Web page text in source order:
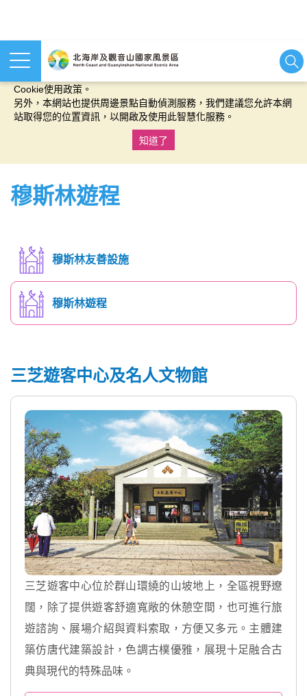
本網站使用cookies等相關技術以持續優化網站服務，並有助於為
Cookie使用政策。
另外，本網站也提供周邊景點自動偵測服務，我們建議您允許本網
站取得您的位置資訊，以開啟及使用此智慧化服務。
知道了
穆斯林遊程
穆斯林友善設施
穆斯林遊程
三芝遊客中心及名人文物館
三芝遊客中心位於群山環繞的山坡地上，全區視野遼
闊，除了提供遊客舒適寬敞的休憩空間，也可進行旅
遊諮詢、展場介紹與資料索取，方便又多元。主體建
築仿唐代建築設計，色調古樸優雅，展現十足融合古
典與現代的特殊品味。